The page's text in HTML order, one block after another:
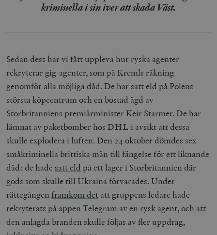
kriminella i sin iver att skada Väst.
Sedan dess har vi fått uppleva hur ryska agenter
rekryterar gig-agenter, som på Kremls räkning
genomför alla möjliga dåd. De har satt eld på Polens
största köpcentrum och en bostad ägd av
Storbritanniens premiärminister Keir Starmer. De har
lämnat av paketbomber hos DHL i avsikt att dessa
skulle explodera i luften. Den 24 oktober dömdes sex
småkriminella brittiska män till fängelse för ett liknande
dåd: de hade satt eld på ett lager i Storbritannien där
gods som skulle till Ukraina förvarades. Under
rättegångenframkom det att gruppens ledare hade
rekryterats på appen Telegram av en rysk agent, och att
den anlagda branden skulle följas av fler uppdrag,